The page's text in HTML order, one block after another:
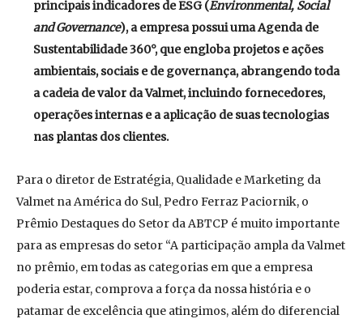
principais indicadores de ESG (Environmental, Social
and Governance), a empresa possui uma Agenda de
Sustentabilidade 360°, que engloba projetos e ações
ambientais, sociais e de governança, abrangendo toda
a cadeia de valor da Valmet, incluindo fornecedores,
operações internas e a aplicação de suas tecnologias
nas plantas dos clientes.
Para o diretor de Estratégia, Qualidade e Marketing da
Valmet na América do Sul, Pedro Ferraz Paciornik, o
Prêmio Destaques do Setor da ABTCP é muito importante
para as empresas do setor “A participação ampla da Valmet
no prêmio, em todas as categorias em que a empresa
poderia estar, comprova a força da nossa história e o
patamar de excelência que atingimos, além do diferencial